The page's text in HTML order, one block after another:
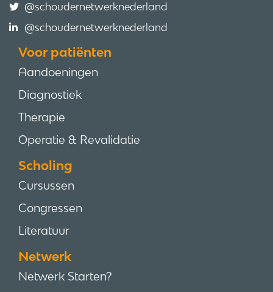
@schoudernetwerknederland
@schoudernetwerknederland
Voor patiënten
Aandoeningen
Diagnostiek
Therapie
Operatie & Revalidatie
Scholing
Cursussen
Congressen
Literatuur
Netwerk
Netwerk Starten?